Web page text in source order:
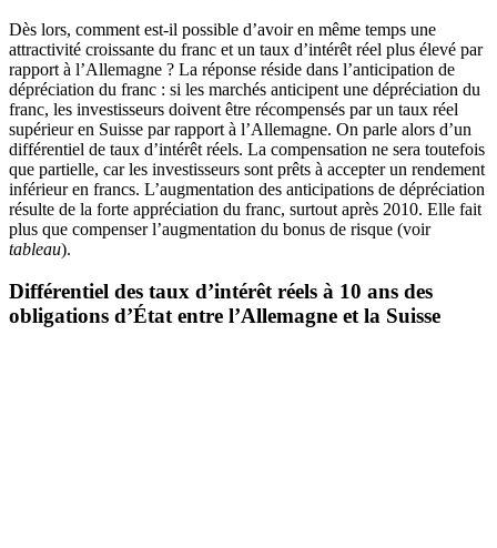
Dès lors, comment est-il possible d’avoir en même temps une
attractivité croissante du franc et un taux d’intérêt réel plus élevé par
rapport à l’Allemagne ? La réponse réside dans l’anticipation de
dépréciation du franc : si les marchés anticipent une dépréciation du
franc, les investisseurs doivent être récompensés par un taux réel
supérieur en Suisse par rapport à l’Allemagne. On parle alors d’un
différentiel de taux d’intérêt réels. La compensation ne sera toutefois
que partielle, car les investisseurs sont prêts à accepter un rendement
inférieur en francs. L’augmentation des anticipations de dépréciation
résulte de la forte appréciation du franc, surtout après 2010. Elle fait
plus que compenser l’augmentation du bonus de risque (voir
tableau).
Différentiel des taux d’intérêt réels à 10 ans des
obligations d’État entre l’Allemagne et la Suisse